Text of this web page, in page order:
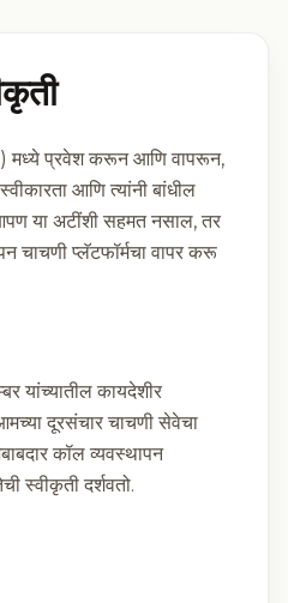
मध्ये प्रवेश करून आणि वापरून,
आणि त्यांनी बांधील
या अटींशी सहमत नसाल, तर
चाचणी प्लॅटफॉर्मचा वापर करू
यांच्यातील कायदेशीर
दूरसंचार चाचणी सेवेचा
कॉल व्यवस्थापन
स्वीकृती दर्शवतो.